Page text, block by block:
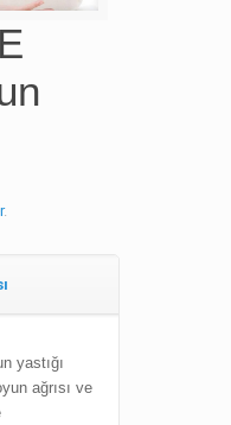
.
yastığı
ağrısı ve